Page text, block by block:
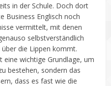
in der Schule. Doch dort
Business Englisch noch
vermittelt, mit denen
selbstverständlich
die Lippen kommt.
eine wichtige Grundlage, um
bestehen, sondern das
dass es fast wie die